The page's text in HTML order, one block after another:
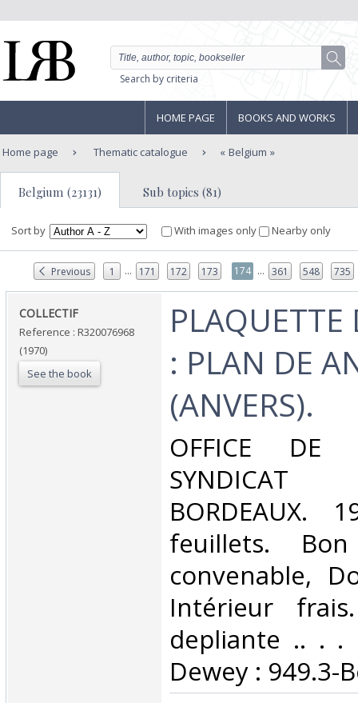
Search by criteria
HOME PAGE BOOKS AND WORKS
Home page Thematic catalogue Belgium
Belgium (23131) Sub topics (81)
Sort by With images only Nearby only
Previous 1 ... 171 172 173 174 ... 361 548 735
‎COLLECTIF‎
Reference : R320076968
(1970)
See the book
‎PLAQUETTE
: PLAN DE
(ANVERS).‎
‎OFFICE DE
SYNDICAT
BORDEAUX.
feuillets.
convenable,
Intérieur
depliante .. . .
Dewey : 949.3-